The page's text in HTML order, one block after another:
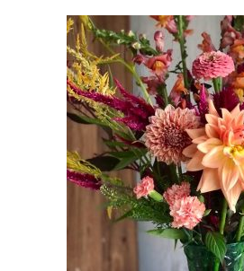
READ MORE